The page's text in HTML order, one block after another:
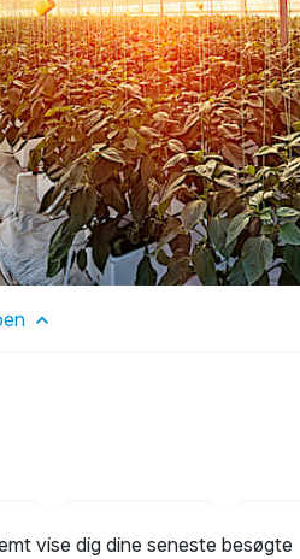
vise dig dine seneste besøgte